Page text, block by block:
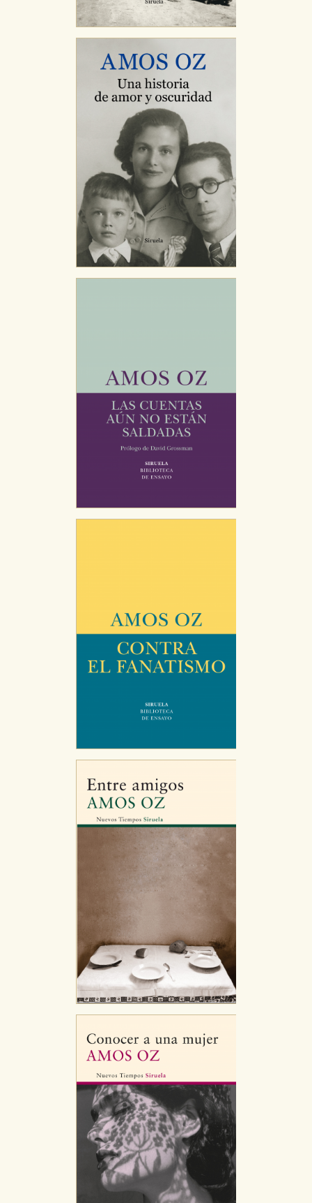
Cookies necesarias
nuestro sistema. Es posible hacerlo desde el
navegador, pero en ese caso es posible que algunas
áreas de nuestra web dejen de funcionar
Cookies de rendimiento y analíticas
Estas cookies se utilizan para mejorar su experiencia
de navegación y optimizar el funcionamiento de
nuestro sitio web. Almacenan configuraciones de
servicios para que no tenga que reconfigurarlos cada
vez que nos visita. La información es agregada y, por lo
tanto, es anónima.
Cookies de publicidad y redes sociales
Estas cookies son gestionadas por nuestros socios
publicitarios y se utilizan para mostrar publicidad
relevante para sus intereses en otros sitios. No
almacenan directamente información personal sino
que se basan en la identificación única de su
navegador y dispositivo de internet.